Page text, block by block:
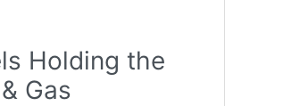
Holding the
Gas